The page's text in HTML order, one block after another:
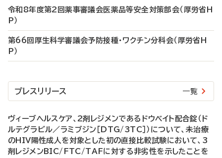
令和8年度第2回薬事審議会医薬品等安全対策部会（厚労省H
P）
第66回厚生科学審議会予防接種・ワクチン分科会（厚労省H
P）
プレスリリース 一覧
ヴィーブヘルスケア、2剤レジメンであるドウベイト配合錠（ド
ルテグラビル／ラミブジン［DTG/3TC］）について、未治療
のHIV陽性成人を対象とした初の直接比較試験において、3
剤レジメンBIC/FTC/TAFに対する非劣性を示したことを